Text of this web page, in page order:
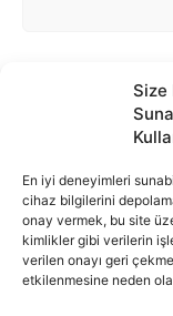
Size
En iyi deneyimleri
cihaz bilgilerini
onay vermek, bu site
kimlikler gibi verilerin
verilen onayı geri
etkilenmesine neden
İnternet
içeriğin hakları
basılı ya da